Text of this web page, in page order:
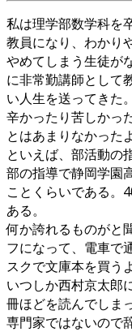
私は理学部数学科を
教員になり、わかり
やめてしまう生徒が
に非常勤講師として
い人生を送ってきた。
辛かったり苦しかっ
とはあまりなかった
といえば、部活動の
部の指導で静岡学園
ことくらいである。
ある。
何か誇れるものがと
フになって、電車で
スクで文庫本を買う
いつしか西村京太郎
冊ほどを読んでしま
専門家ではないので